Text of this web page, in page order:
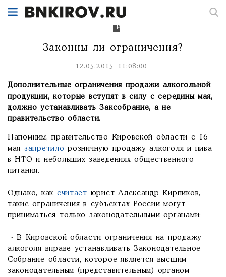
тысяч
рублей.
Законны ли ограничения?
12.05.2015 11:08:00
Дополнительные ограничения продажи алкогольной
продукции, которые вступят в силу с середины мая,
должно устанавливать Заксобрание, а не
правительство области.
Напомним, правительство Кировской области с 16
мая запретило розничную продажу алкоголя и пива
в НТО и небольших заведениях общественного
питания.
Однако, как считает юрист Александр Кирпиков,
такие ограничения в субъектах России могут
приниматься только законодательными органами:
- В Кировской области ограничения на продажу
алкоголя вправе устанавливать Законодательное
Собрание области, которое является высшим
законодательным (представительным) органом